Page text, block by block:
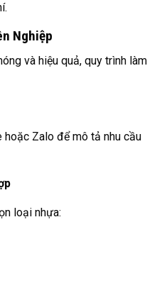
Nghiệp
và hiệu quả, quy trình làm
hoặc Zalo để mô tả nhu cầu
loại nhựa: